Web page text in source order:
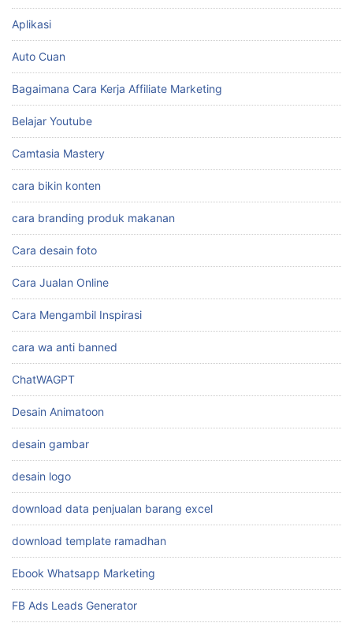
Aplikasi
Auto Cuan
Bagaimana Cara Kerja Affiliate Marketing
Belajar Youtube
Camtasia Mastery
cara bikin konten
cara branding produk makanan
Cara desain foto
Cara Jualan Online
Cara Mengambil Inspirasi
cara wa anti banned
ChatWAGPT
Desain Animatoon
desain gambar
desain logo
download data penjualan barang excel
download template ramadhan
Ebook Whatsapp Marketing
FB Ads Leads Generator